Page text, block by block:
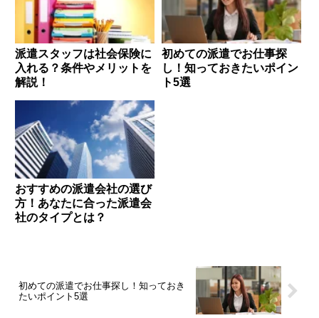
派遣スタッフは社会保険に
入れる？条件やメリットを
解説！
初めての派遣でお仕事探
し！知っておきたいポイン
ト5選
おすすめの派遣会社の選び
方！あなたに合った派遣会
社のタイプとは？
初めての派遣でお仕事探し！知っておき
たいポイント5選